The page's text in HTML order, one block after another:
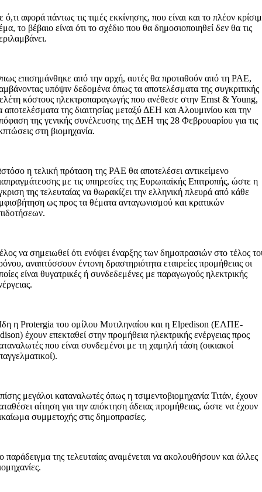
ό,τι αφορά πάντως τις τιμές εκκίνησης, που είναι και το πλέον
το βέβαιο είναι ότι το σχέδιο που θα δημοσιοποιηθεί δεν θα τις
επισημάνθηκε από την αρχή, αυτές θα προταθούν από τη ΡΑΕ,
υπόψιν δεδομένα όπως τα αποτελέσματα της συγκριτικής
κόστους ηλεκτροπαραγωγής που ανέθεσε στην Ernst & Young,
αποτελέσματα της διαιτησίας μεταξύ ΔΕΗ και Αλουμινίου και την
της γενικής συνέλευσης της ΔΕΗ της 28 Φεβρουαρίου για τις
στη βιομηχανία.
η τελική πρόταση της ΡΑΕ θα αποτελέσει αντικείμενο
με τις υπηρεσίες της Ευρωπαϊκής Επιτροπής, ώστε η
της τελευταίας να θωρακίζει την ελληνική πλευρά από κάθε
ως προς τα θέματα ανταγωνισμού και κρατικών
να σημειωθεί ότι ενόψει έναρξης των δημοπρασιών στο τέλος
αναπτύσσουν έντονη δραστηριότητα εταιρείες προμήθειας οι
είναι θυγατρικές ή συνδεδεμένες με παραγωγούς ηλεκτρικής
η Protergia του ομίλου Μυτιληναίου και η Elpedison (ΕΛΠΕ-
έχουν επεκταθεί στην προμήθεια ηλεκτρικής ενέργειας προς
που είναι συνδεμένοι με τη χαμηλή τάση (οικιακοί
μεγάλοι καταναλωτές όπως η τσιμεντοβιομηχανία Τιτάν, έχουν
αίτηση για την απόκτηση άδειας προμήθειας, ώστε να έχουν
συμμετοχής στις δημοπρασίες.
παράδειγμα της τελευταίας αναμένεται να ακολουθήσουν και άλλες